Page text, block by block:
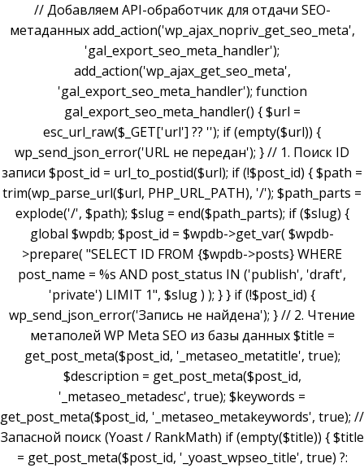
// Добавляем API-обработчик для отдачи SEO-
метаданных add_action('wp_ajax_nopriv_get_seo_meta',
'gal_export_seo_meta_handler');
add_action('wp_ajax_get_seo_meta',
'gal_export_seo_meta_handler'); function
gal_export_seo_meta_handler() { $url =
esc_url_raw($_GET['url'] ?? ''); if (empty($url)) {
wp_send_json_error('URL не передан'); } // 1. Поиск ID
записи $post_id = url_to_postid($url); if (!$post_id) { $path =
trim(wp_parse_url($url, PHP_URL_PATH), '/'); $path_parts =
explode('/', $path); $slug = end($path_parts); if ($slug) {
global $wpdb; $post_id = $wpdb->get_var( $wpdb-
>prepare( "SELECT ID FROM {$wpdb->posts} WHERE
post_name = %s AND post_status IN ('publish', 'draft',
'private') LIMIT 1", $slug ) ); } } if (!$post_id) {
wp_send_json_error('Запись не найдена'); } // 2. Чтение
метаполей WP Meta SEO из базы данных $title =
get_post_meta($post_id, '_metaseo_metatitle', true);
$description = get_post_meta($post_id,
'_metaseo_metadesc', true); $keywords =
get_post_meta($post_id, '_metaseo_metakeywords', true); //
Запасной поиск (Yoast / RankMath) if (empty($title)) { $title
= get_post_meta($post_id, '_yoast_wpseo_title', true) ?: